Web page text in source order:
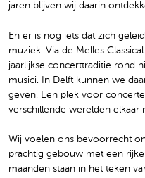
jaren blijven wij daarin
En er is nog iets dat zich
muziek. Via de Melles
jaarlijkse concerttraditie rond
musici. In Delft kunnen we
geven. Een plek voor
verschillende werelden elkaar
Wij voelen ons bevoorrecht
prachtig gebouw met een
maanden staan in het teken